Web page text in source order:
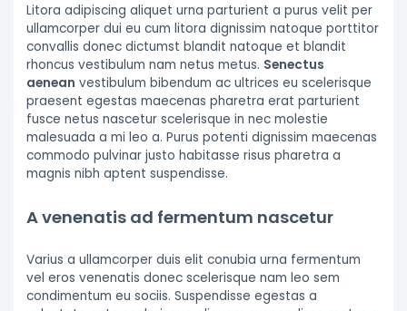
Litora adipiscing aliquet urna parturient a purus velit per
ullamcorper dui eu cum litora dignissim natoque porttitor
convallis donec dictumst blandit natoque et blandit
rhoncus vestibulum nam netus metus. Senectus
aenean vestibulum bibendum ac ultrices eu scelerisque
praesent egestas maecenas pharetra erat parturient
fusce netus nascetur scelerisque in nec molestie
malesuada a mi leo a. Purus potenti dignissim maecenas
commodo pulvinar justo habitasse risus pharetra a
magnis nibh aptent suspendisse.
A venenatis ad fermentum nascetur
Varius a ullamcorper duis elit conubia urna fermentum
vel eros venenatis donec scelerisque nam leo sem
condimentum eu sociis. Suspendisse egestas a